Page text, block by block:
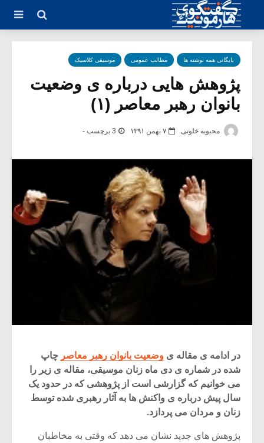
بایگانی همه نوشته ها مطالب عمومی موسیقی کلاسیک
پژوهش هایی درباره ی وضعیت
بانوان رهبر معاصر (۱)
محبوبه خلوتی ۷ بهمن ۱۳۹۱ 3 برچسب -
در ادامه ی مقاله ی وضعیت بانوان رهبر معاصر چاپ
شده در شماره ی دی ماه زنان موسیقی، مقاله ی زیر را
می خوانیم که گزارشی است از پژوهشی که در حدود یک
سال پیش درباره ی واکنش ها به آثار رهبری شده توسط
زنان و مردان می پردازد.
پژوهش های جدید نشان می دهد که وقتی به مخاطبان